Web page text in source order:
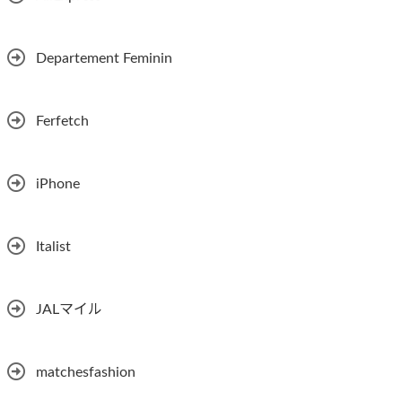
Departement Feminin
Ferfetch
iPhone
Italist
JALマイル
matchesfashion